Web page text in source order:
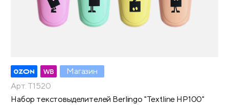
Магазин
Арт. T1520
Набор текстовыделителей Berlingo "Textline HP100"